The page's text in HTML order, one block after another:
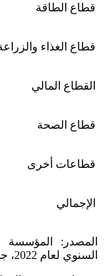
قطاع الطاقة
قطاع الغذاء
القطاع المالي
قطاع الصحة
قطاعات أخرى
الإجمالي
المصدر: المؤسسة
السنوي لعام 2022، جدة، 2023، ص 98.